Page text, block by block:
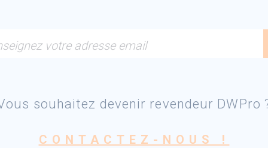
votre adresse email
souhaitez devenir revendeur DWPro
CONTACTEZ-NOUS !